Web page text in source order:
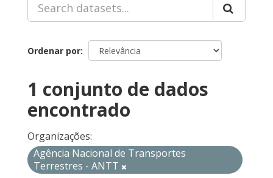
Ordenar por
1 conjunto de dados
encontrado
Organizações:
Agência Nacional de Transportes
Terrestres - ANTT